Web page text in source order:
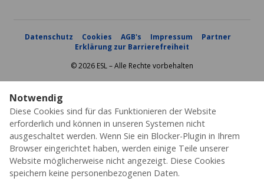
Notwendig
Diese Cookies sind für das Funktionieren der Website
erforderlich und können in unseren Systemen nicht
ausgeschaltet werden. Wenn Sie ein Blocker-Plugin in Ihrem
Browser eingerichtet haben, werden einige Teile unserer
Website möglicherweise nicht angezeigt. Diese Cookies
speichern keine personenbezogenen Daten.
Datenschutz Cookies AGB's Impressum
Partner
Erklärung zur Barrierefreiheit
© 2026 ESL – Alle Rechte vorbehalten